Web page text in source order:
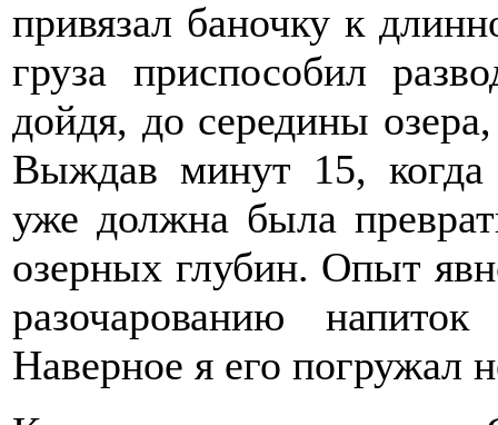
привязал баночку к
груза приспособил
дойдя, до середины
Выждав минут 15,
уже должна была
озерных глубин. Опыт
разочарованию
Наверное я его погружал